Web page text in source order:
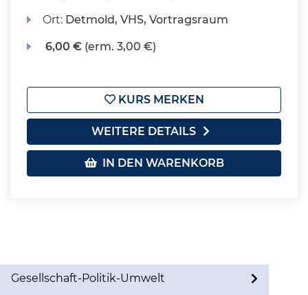
Ort: Detmold, VHS, Vortragsraum
6,00 € (erm. 3,00 €)
KURS MERKEN
WEITERE DETAILS
IN DEN WARENKORB
Gesellschaft-Politik-Umwelt